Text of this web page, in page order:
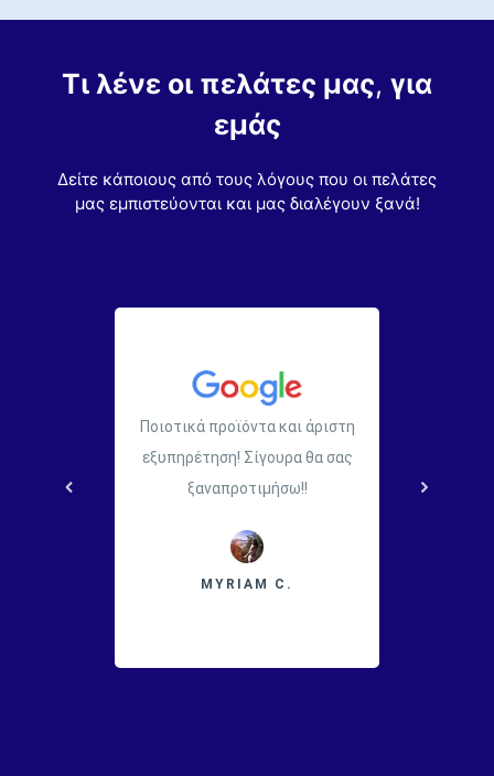
Τι λένε οι πελάτες μας, για
εμάς
Δείτε κάποιους από τους λόγους που οι πελάτες
μας εμπιστεύονται και μας διαλέγουν ξανά!
Ποιοτικά προϊόντα και άριστη
εξυπηρέτηση! Σίγουρα θα σας
ξαναπροτιμήσω!!
MYRIAM C.